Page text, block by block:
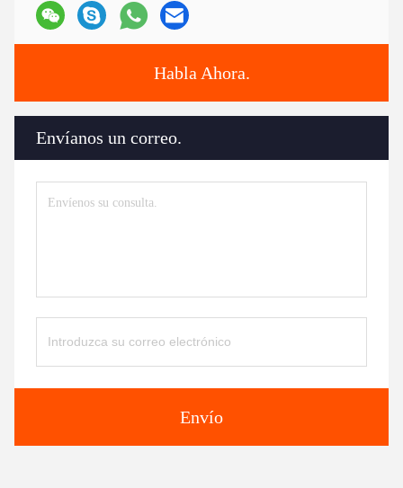
Habla Ahora.
Envíanos un correo.
Envío